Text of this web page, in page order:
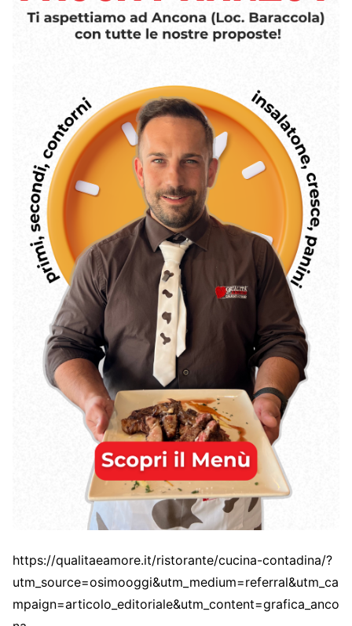
https://qualitaeamore.it/ristorante/cucina-contadina/?
utm_source=osimooggi&utm_medium=referral&utm_ca
mpaign=articolo_editoriale&utm_content=grafica_anco